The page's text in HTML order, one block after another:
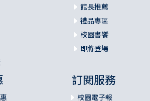
館長推薦
禮品專區
校園書饗
即將登場
訂閱服務
校園電子報